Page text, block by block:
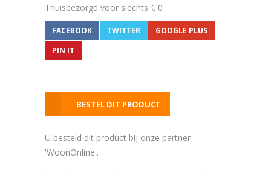
Thuisbezorgd voor slechts € 0
FACEBOOK TWITTER
GOOGLE PLUS
PIN IT
BESTEL DIT PRODUCT
U besteld dit product bij onze partner
'WoonOnline'.